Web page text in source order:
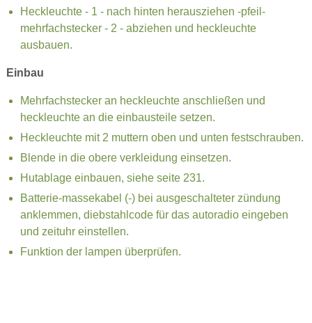
Heckleuchte - 1 - nach hinten herausziehen -pfeil-
mehrfachstecker - 2 - abziehen und heckleuchte
ausbauen.
Einbau
Mehrfachstecker an heckleuchte anschließen und
heckleuchte an die einbausteile setzen.
Heckleuchte mit 2 muttern oben und unten festschrauben.
Blende in die obere verkleidung einsetzen.
Hutablage einbauen, siehe seite 231.
Batterie-massekabel (-) bei ausgeschalteter zündung
anklemmen, diebstahlcode für das autoradio eingeben
und zeituhr einstellen.
Funktion der lampen überprüfen.